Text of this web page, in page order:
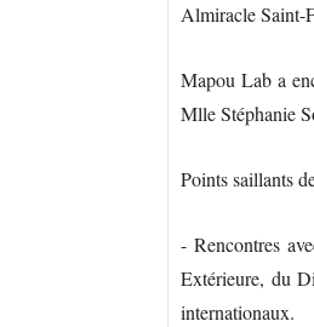
Almiracle Saint-
Mapou Lab a
Mlle Stéphanie
Points saillants
- Rencontres
Extérieure, du
internationaux.